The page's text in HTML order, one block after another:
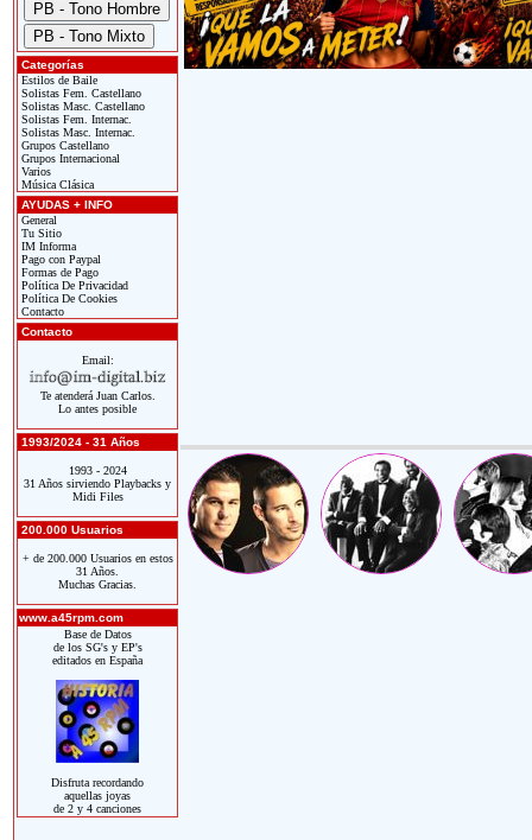
Categorías
Estilos de Baile
Solistas Fem. Castellano
Solistas Masc. Castellano
Solistas Fem. Internac.
Solistas Masc. Internac.
Grupos Castellano
Grupos Internacional
Varios
Música Clásica
AYUDAS + INFO
General
Tu Sitio
IM Informa
Pago con Paypal
Formas de Pago
Política De Privacidad
Política De Cookies
Contacto
Contacto
Email:
Te atenderá Juan Carlos.
Lo antes posible
1993/2024 - 31 Años
1993 - 2024
31 Años sirviendo Playbacks y
Midi Files
200.000 Usuarios
+ de 200.000 Usuarios en estos
31 Años.
Muchas Gracias.
www.a45rpm.com
Base de Datos
de los SG's y EP's
editados en España
Disfruta recordando
aquellas joyas
de 2 y 4 canciones